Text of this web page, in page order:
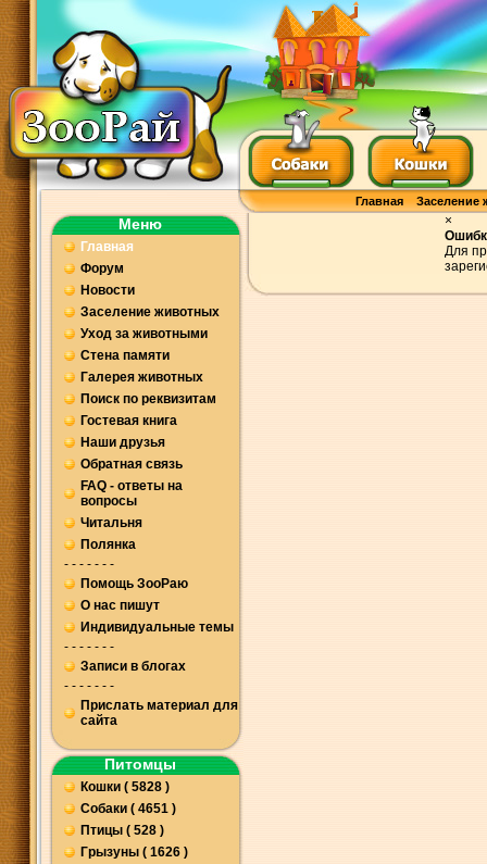
Главная Заселение
Меню
Главная
Форум
Новости
Заселение животных
Уход за животными
Стена памяти
Галерея животных
Поиск по реквизитам
Гостевая книга
Наши друзья
Обратная связь
FAQ - ответы на
вопросы
Читальня
Полянка
- - - - - - -
Помощь ЗооРаю
О нас пишут
Индивидуальные темы
- - - - - - -
Записи в блогах
- - - - - - -
Прислать материал для
сайта
Питомцы
Кошки ( 5828 )
Собаки ( 4651 )
Птицы ( 528 )
Грызуны ( 1626 )
×
Для